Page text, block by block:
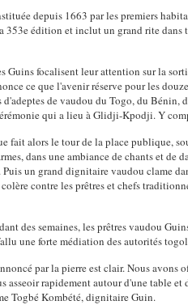
depuis 1663 par les premiers
353e édition et inclut un grand rite
Guins focalisent leur attention sur la
ce que l'avenir réserve pour les
de vaudou du Togo, du Bénin,
qui a lieu à Glidji-Kpodji. Y
fait alors le tour de la place publique,
dans une ambiance de chants et de
Puis un grand dignitaire vaudou clame
contre les prêtres et chefs
des semaines, les prêtres vaudou
une forte médiation des autorités
par la pierre est clair. Nous avons
asseoir rapidement autour d'une table
Togbé Kombété, dignitaire Guin.